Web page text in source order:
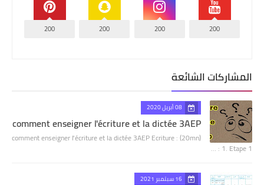
200
200
200
200
المشاركات الشائعة
08 أبريل 2020
comment enseigner l'écriture et la dictée 3AEP
comment enseigner l'écriture et la dictée 3AEP Ecriture : (20mn)
1. Etape 1 : …
16 سبتمبر 2021